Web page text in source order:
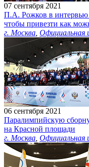
07 сентября 2021
П.А. Рожков в интервью
чтобы привезти как
г. Москва Официальная
06 сентября 2021
Паралимпийскую
на Красной площади
г. Москва Официальная